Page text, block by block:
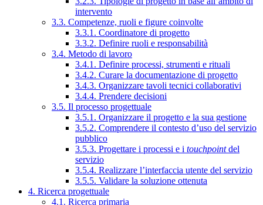
intervento
3.3. Competenze, ruoli e figure coinvolte
3.3.1. Coordinatore di progetto
3.3.2. Definire ruoli e responsabilità
3.4. Metodo di lavoro
3.4.1. Definire processi, strumenti e rituali
3.4.2. Curare la documentazione di progetto
3.4.3. Organizzare tavoli tecnici collaborativi
3.4.4. Prendere decisioni
3.5. Il processo progettuale
3.5.1. Organizzare il progetto e la sua gestione
3.5.2. Comprendere il contesto d’uso del servizio
pubblico
3.5.3. Progettare i processi e i touchpointdel
servizio
3.5.4. Realizzare l’interfaccia utente del servizio
3.5.5. Validare la soluzione ottenuta
4. Ricerca progettuale
4.1. Ricerca primaria